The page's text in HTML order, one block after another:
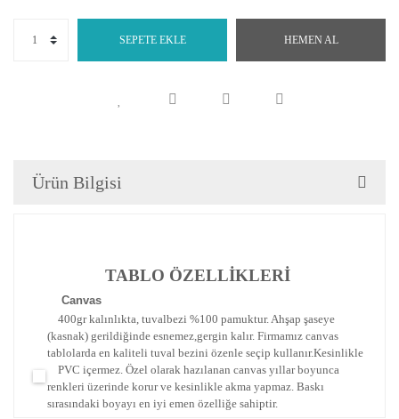
SEPETE EKLE HEMEN AL
Ürün Bilgisi
TABLO ÖZELLİKLERİ
Canvas
400gr kalınlıkta, tuvalbezi %100 pamuktur. Ahşap şaseye
(kasnak) gerildiğinde esnemez,gergin kalır. Firmamız canvas
tablolarda en kaliteli tuval bezini özenle seçip kullanır.Kesinlikle
PVC içermez. Özel olarak hazılanan canvas yıllar boyunca
renkleri üzerinde korur ve kesinlikle akma yapmaz. Baskı
sırasındaki boyayı en iyi emen özelliğe sahiptir.